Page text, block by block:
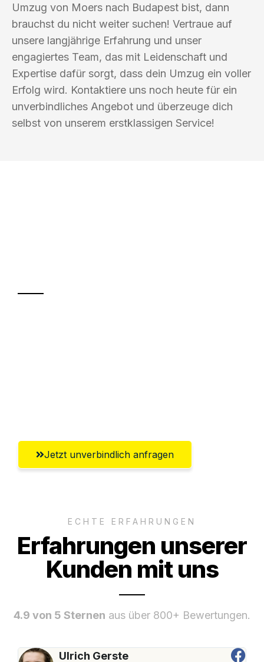
Umzug von Moers nach Budapest bist, dann
brauchst du nicht weiter suchen! Vertraue auf
unsere langjährige Erfahrung und unser
engagiertes Team, das mit Leidenschaft und
Expertise dafür sorgt, dass dein Umzug ein voller
Erfolg wird. Kontaktiere uns noch heute für ein
unverbindliches Angebot und überzeuge dich
selbst von unserem erstklassigen Service!
Jetzt unverbindlich anfragen
ECHTE ERFAHRUNGEN
Erfahrungen unserer
Kunden mit uns
4.9 von 5 Sternen aus über 800+ Bewertungen.
Ulrich Gerste